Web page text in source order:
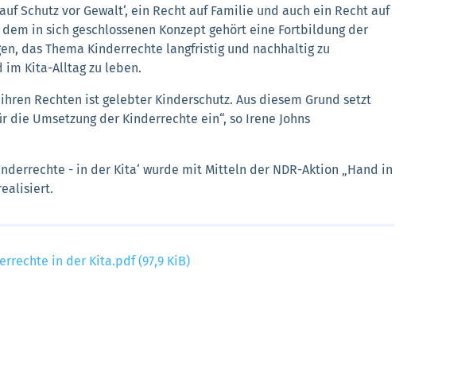
Schutz vor Gewalt‘, ein Recht auf Familie und auch ein Recht auf
in sich geschlossenen Konzept gehört eine Fortbildung der
das Thema Kinderrechte langfristig und nachhaltig zu
im Kita-Alltag zu leben.
ihren Rechten ist gelebter Kinderschutz. Aus diesem Grund setzt
die Umsetzung der Kinderrechte ein“, so Irene Johns
- in der Kita‘ wurde mit Mitteln der NDR-Aktion „Hand in
in der Kita.pdf(97,9 KiB)